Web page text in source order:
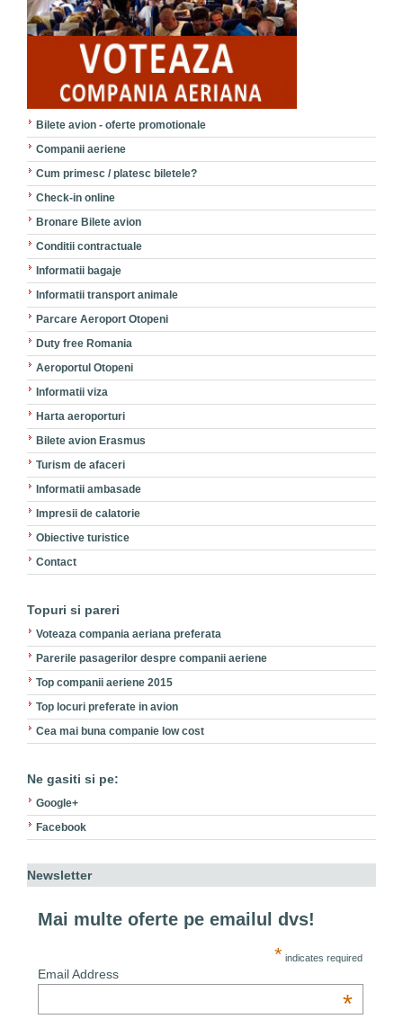
Bilete avion - oferte promotionale
Companii aeriene
Cum primesc / platesc biletele?
Check-in online
Bronare Bilete avion
Conditii contractuale
Informatii bagaje
Informatii transport animale
Parcare Aeroport Otopeni
Duty free Romania
Aeroportul Otopeni
Informatii viza
Harta aeroporturi
Bilete avion Erasmus
Turism de afaceri
Informatii ambasade
Impresii de calatorie
Obiective turistice
Contact
Topuri si pareri
Voteaza compania aeriana preferata
Parerile pasagerilor despre companii aeriene
Top companii aeriene 2015
Top locuri preferate in avion
Cea mai buna companie low cost
Ne gasiti si pe:
Google+
Facebook
Newsletter
Mai multe oferte pe emailul dvs!
* indicates required
Email Address
*